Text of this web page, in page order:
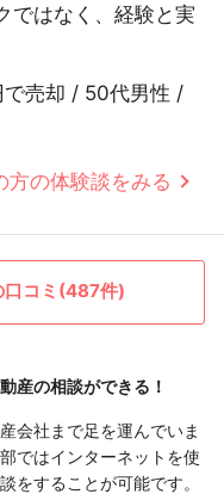
ではなく、経験と実
で売却 / 50代男性 /
方の体験談をみる
口コミ(487件)
産の相談ができる！
会社まで足を運んでいま
ではインターネットを使
をすることが可能です。